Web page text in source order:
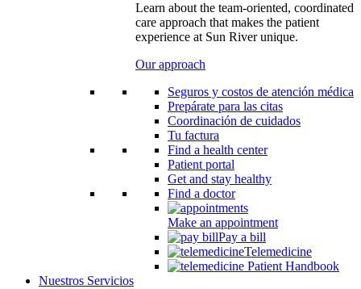
Learn about the team-oriented, coordinated
care approach that makes the patient
experience at Sun River unique.
Our approach
Seguros y costos de atención médica
Prepárate para las citas
Coordinación de cuidados
Tu factura
Find a health center
Patient portal
Get and stay healthy
Find a doctor
Make an appointment
Pay a bill
Telemedicine
Patient Handbook
Nuestros Servicios